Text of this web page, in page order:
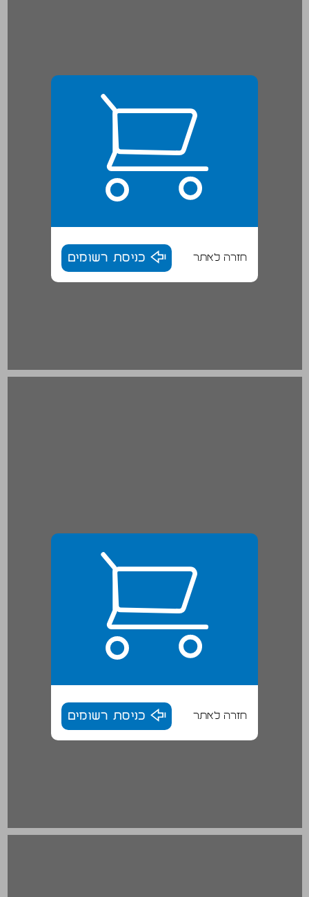
חזרה לאתר כניסת רשומים
חזרה לאתר כניסת רשומים